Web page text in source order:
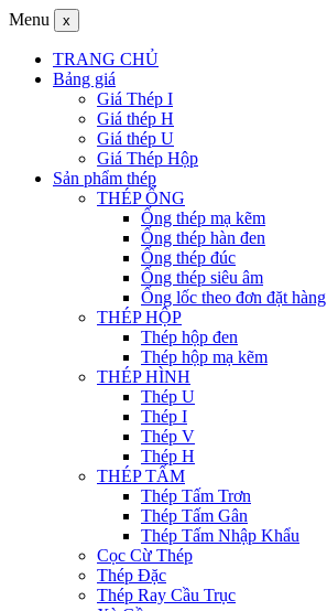
Menu x
TRANG CHỦ
Bảng giá
Giá Thép I
Giá thép H
Giá thép U
Giá Thép Hộp
Sản phẩm thép
THÉP ỐNG
Ống thép mạ kẽm
Ống thép hàn đen
Ống thép đúc
Ống thép siêu âm
Ống lốc theo đơn đặt hàng
THÉP HỘP
Thép hộp đen
Thép hộp mạ kẽm
THÉP HÌNH
Thép U
Thép I
Thép V
Thép H
THÉP TẤM
Thép Tấm Trơn
Thép Tấm Gân
Thép Tấm Nhập Khẩu
Cọc Cừ Thép
Thép Đặc
Thép Ray Cầu Trục